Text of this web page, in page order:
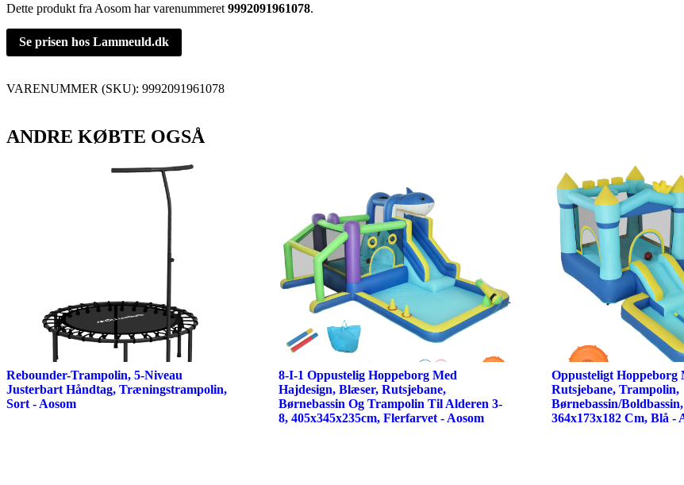
Dette produkt fra Aosom har varenummeret 9992091961078.
Se prisen hos Lammeuld.dk
VARENUMMER (SKU): 9992091961078
ANDRE KØBTE OGSÅ
Rebounder-Trampolin, 5-Niveau
Justerbart Håndtag, Træningstrampolin,
Sort - Aosom
8-I-1 Oppustelig Hoppeborg Med
Hajdesign, Blæser, Rutsjebane,
Børnebassin Og Trampolin Til Alderen 3-
8, 405x345x235cm, Flerfarvet - Aosom
Oppusteligt Hoppeborg
Rutsjebane, Trampolin,
Børnebassin/
364x173x182 Cm, Blå -